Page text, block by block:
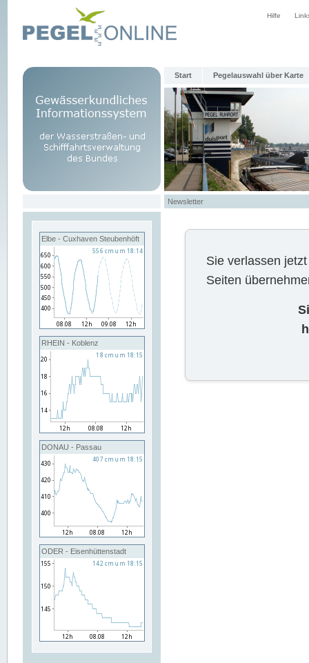
Hilfe
Start Pegelauswahl über Karte
Newsletter
Elbe - Cuxhaven Steubenhöft
RHEIN - Koblenz
DONAU - Passau
ODER - Eisenhüttenstadt
Sie verlassen
Seiten